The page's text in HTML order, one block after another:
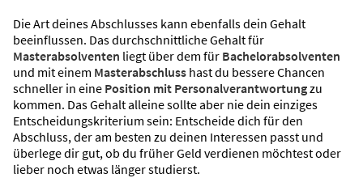
Die Art deines Abschlusses kann ebenfalls dein Gehalt
beeinflussen. Das durchschnittliche Gehalt für
Masterabsolventen liegt über dem für Bachelorabsolventen
und mit einem Masterabschluss hast du bessere Chancen
schneller in eine Position mit Personalverantwortungzu
kommen. Das Gehalt alleine sollte aber nie dein einziges
Entscheidungskriterium sein: Entscheide dich für den
Abschluss, der am besten zu deinen Interessen passt und
überlege dir gut, ob du früher Geld verdienen möchtest oder
lieber noch etwas länger studierst.